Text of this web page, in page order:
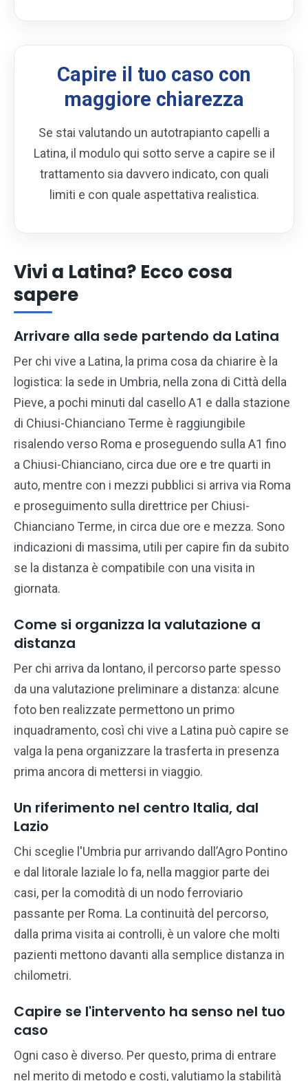
Capire il tuo caso con
maggiore chiarezza
Se stai valutando un autotrapianto capelli a
Latina, il modulo qui sotto serve a capire se il
trattamento sia davvero indicato, con quali
limiti e con quale aspettativa realistica.
Vivi a Latina? Ecco cosa
sapere
Arrivare alla sede partendo da Latina
Per chi vive a Latina, la prima cosa da chiarire è la
logistica: la sede in Umbria, nella zona di Città della
Pieve, a pochi minuti dal casello A1 e dalla stazione
di Chiusi-Chianciano Terme è raggiungibile
risalendo verso Roma e proseguendo sulla A1 fino
a Chiusi-Chianciano, circa due ore e tre quarti in
auto, mentre con i mezzi pubblici si arriva via Roma
e proseguimento sulla direttrice per Chiusi-
Chianciano Terme, in circa due ore e mezza. Sono
indicazioni di massima, utili per capire fin da subito
se la distanza è compatibile con una visita in
giornata.
Come si organizza la valutazione a
distanza
Per chi arriva da lontano, il percorso parte spesso
da una valutazione preliminare a distanza: alcune
foto ben realizzate permettono un primo
inquadramento, così chi vive a Latina può capire se
valga la pena organizzare la trasferta in presenza
prima ancora di mettersi in viaggio.
Un riferimento nel centro Italia, dal
Lazio
Chi sceglie l'Umbria pur arrivando dall’Agro Pontino
e dal litorale laziale lo fa, nella maggior parte dei
casi, per la comodità di un nodo ferroviario
passante per Roma. La continuità del percorso,
dalla prima visita ai controlli, è un valore che molti
pazienti mettono davanti alla semplice distanza in
chilometri.
Capire se l'intervento ha senso nel tuo
caso
Ogni caso è diverso. Per questo, prima di entrare
nel merito di metodo e costi, valutiamo la stabilità